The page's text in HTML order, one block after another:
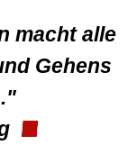
macht alle
Gehens